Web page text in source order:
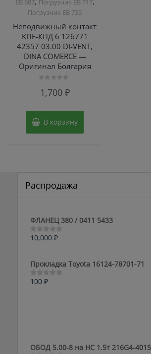
ЕВ 687 Погрузчик ЕВ 717
Погрузчик ЕВ 735
Неподвижный контакт
КПЕ-КПД 6 126771
42357 03.00 DI-VENT,
DINA COMERCE —
Оригинал Болгария
01,700 ₽
В корзину
Распродажа
ФЛАНЕЦ 380 / 0411 5433
Оценка
5
10,000 ₽
Прокладка Toyota 16124-78701-71
Оценка
100 ₽
ОБОД 5.00-8 на HC 1.5т 216G4-